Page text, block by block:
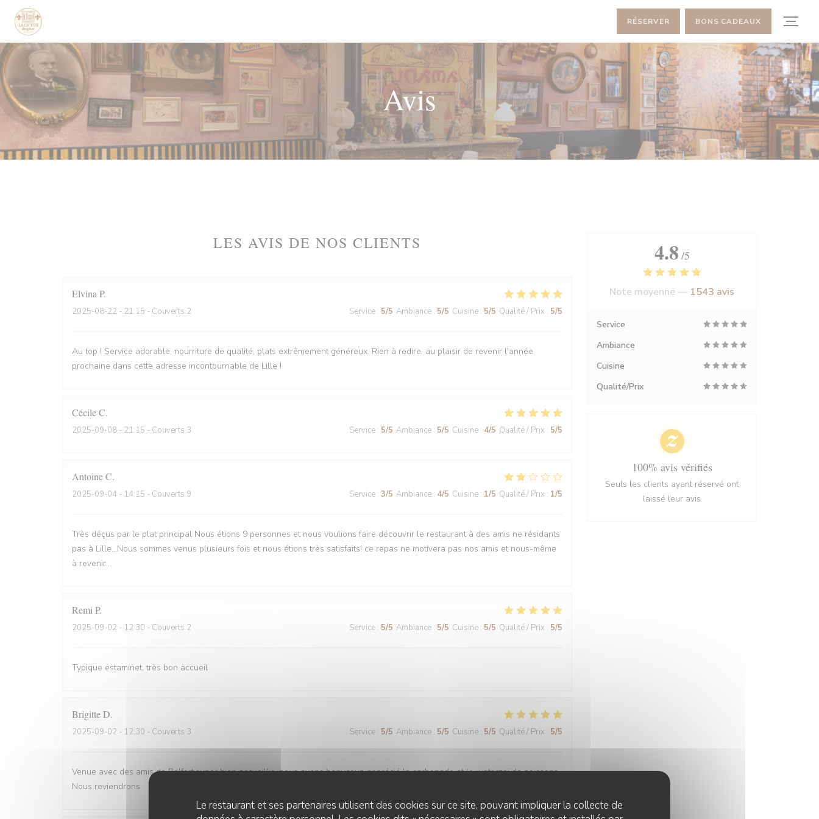
Personnalisation de vos choix en matière de cookies
Le restaurant et ses partenaires utilisent des cookies sur ce site, pouvant impliquer la collecte de
RÉSERVER BONS CADEAUX
Avis
LES AVIS DE NOS CLIENTS
Elvina P
2025-08-22 - 21:15 - Couverts 2 Service : 5/5 Ambiance : 5/5 Cuisine : 5/5 Qualité / Prix : 5/5
Au top ! Service adorable, nourriture de qualité, plats extrêmement généreux. Rien à redire, au plaisir de revenir l'année
prochaine dans cette adresse incontournable de Lille !
CécileC
2025-09-08 - 21:15 - Couverts 3 Service : 5/5 Ambiance : 5/5 Cuisine : 4/5 Qualité / Prix : 5/5
AntoineC
2025-09-04 - 14:15 - Couverts 9 Service : 3/5 Ambiance : 4/5 Cuisine : 1/5 Qualité / Prix : 1/5
Très déçus par le plat principal Nous étions 9 personnes et nous voulions faire découvrir le restaurant à des amis ne résidants
pas à Lille...Nous sommes venus plusieurs fois et nous étions très satisfaits! ce repas ne motivera pas nos amis et nous-même
à revenir...
Remi P
2025-09-02 - 12:30 - Couverts 2 Service : 5/5 Ambiance : 5/5 Cuisine : 5/5 Qualité / Prix : 5/5
Typique estaminet, très bon accueil
BrigitteD
2025-09-02 - 12:30 - Couverts 3 Service : 5/5 Ambiance : 5/5 Cuisine : 5/5 Qualité / Prix : 5/5
Venue avec des amis de Belfort.super bien accueillis, nous avons beaucoup apprécié la carbonade et le waterzoi de poissons
Nous reviendrons
4.8 /5
Note moyenne — 1543 avis
Service
Ambiance
Cuisine
Qualité/Prix
100% avis vérifiés
Seuls les clients ayant réservé ont
laissé leur avis